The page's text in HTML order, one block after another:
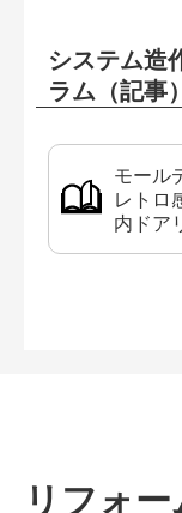
システム造
ラム（記事）
モール
レトロ
内ドア
リフォ